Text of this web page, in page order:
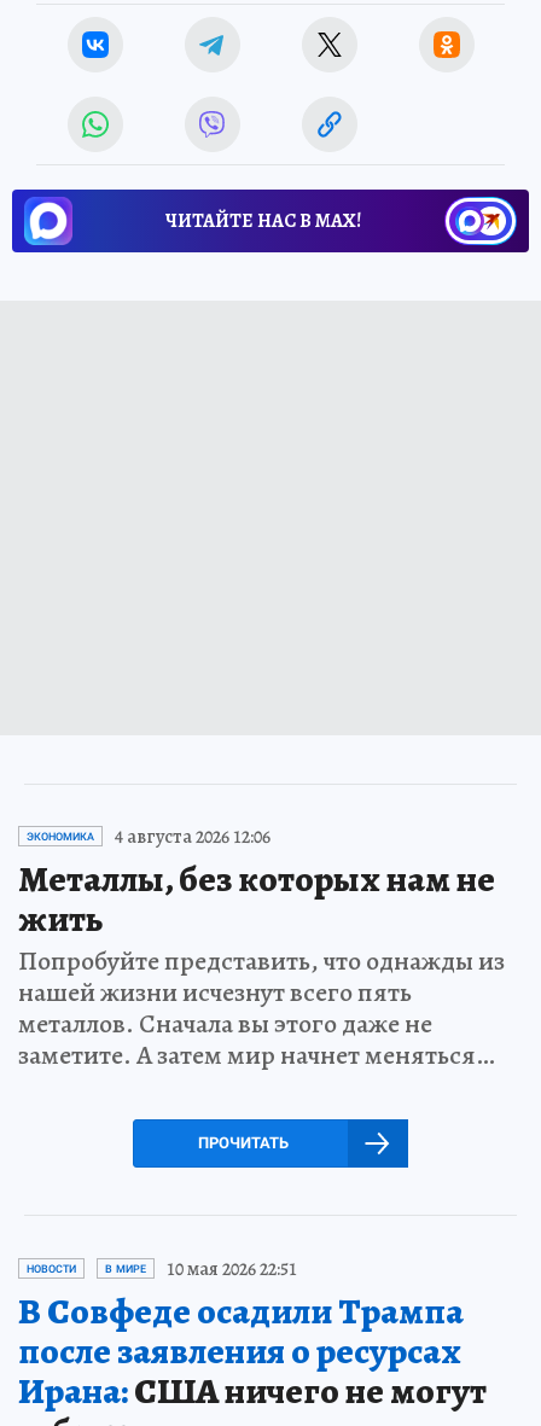
ЧИТАЙТЕ НАС В МАХ!
ЭКОНОМИКА 4 августа 2026 12:06
Металлы, без которых нам не
жить
Попробуйте представить, что однажды из
нашей жизни исчезнут всего пять
металлов. Сначала вы этого даже не
заметите. А затем мир начнет меняться…
ПРОЧИТАТЬ
НОВОСТИ В МИРЕ 10 мая 2026 22:51
В Совфеде осадили Трампа
после заявления о ресурсах
Ирана:США ничего не могут